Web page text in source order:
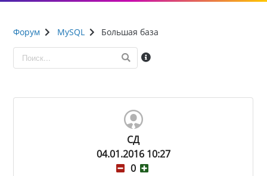
Форум MySQL Большая база
СД
04.01.2016 10:27
0